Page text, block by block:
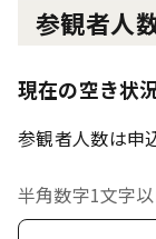
参観者人
現在の空き状
参観者人数は申
半角数字1文字以